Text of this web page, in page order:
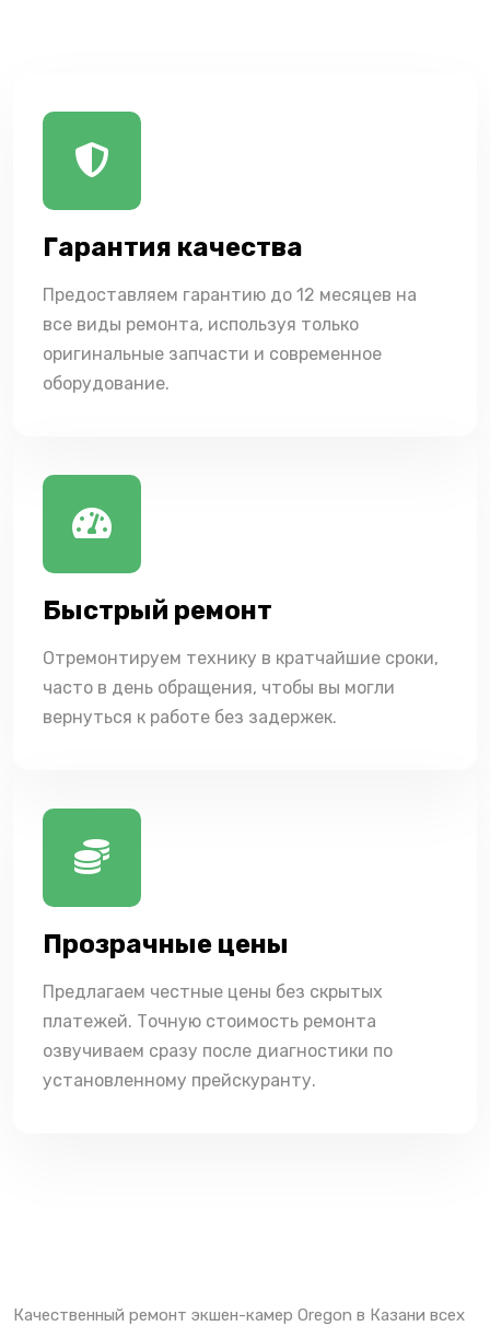
Гарантия качества
Предоставляем гарантию до 12 месяцев на
все виды ремонта, используя только
оригинальные запчасти и современное
оборудование.
Быстрый ремонт
Отремонтируем технику в кратчайшие сроки,
часто в день обращения, чтобы вы могли
вернуться к работе без задержек.
Прозрачные цены
Предлагаем честные цены без скрытых
платежей. Точную стоимость ремонта
озвучиваем сразу после диагностики по
установленному прейскуранту.
Качественный ремонт экшен-камер Oregon в Казани всех